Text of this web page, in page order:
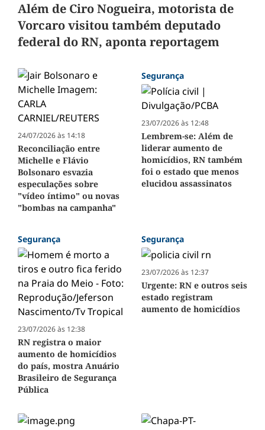
Além de Ciro Nogueira, motorista de
Vorcaro visitou também deputado
federal do RN, aponta reportagem
24/07/2026 às 14:18
Reconciliação entre
Michelle e Flávio
Bolsonaro esvazia
especulações sobre
"vídeo íntimo" ou novas
"bombas na campanha"
Segurança
23/07/2026 às 12:48
Lembrem-se: Além de
liderar aumento de
homicídios, RN também
foi o estado que menos
elucidou assassinatos
Segurança
23/07/2026 às 12:38
RN registra o maior
aumento de homicídios
do país, mostra Anuário
Brasileiro de Segurança
Pública
Segurança
23/07/2026 às 12:37
Urgente: RN e outros seis
estado registram
aumento de homicídios